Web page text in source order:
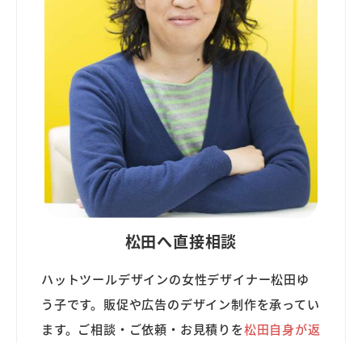
松田へ直接相談
ハットツールデザインの女性デザイナー松田ゆ
う子です。販促や広告のデザイン制作を承ってい
ます。ご相談・ご依頼・お見積りを松田自身が返